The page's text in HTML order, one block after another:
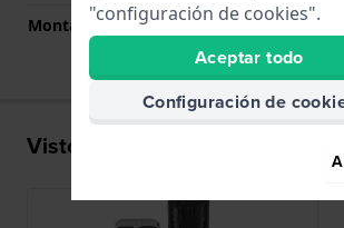
Montaje Recto
Si
Visto recientemente
"configuración de cookies".
Aceptar todo
Configuración de